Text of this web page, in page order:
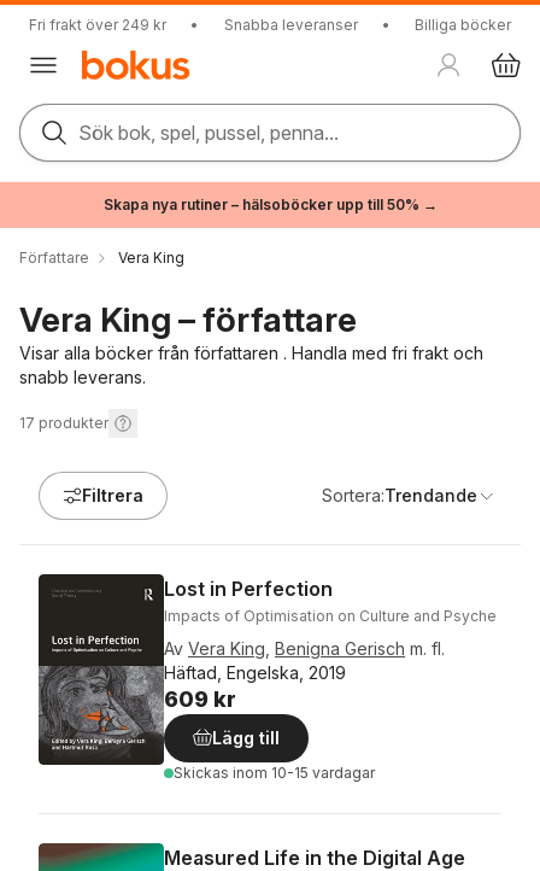
Fri frakt över 249 kr • Snabba leveranser • Billiga böcker
Sök bok, spel, pussel, penna...
Skapa nya rutiner – hälsoböcker upp till 50% →
Författare Vera King
Vera King – författare
Visar alla böcker från författaren . Handla med fri frakt och
snabb leverans.
17 produkter
Filtrera Sortera:Trendande
Lost in Perfection
Impacts of Optimisation on Culture and Psyche
Av Vera King Benigna Gerisch m. fl.
Häftad, Engelska, 2019
609 kr
Lägg till
Skickas inom 10-15 vardagar
Measured Life in the Digital Age